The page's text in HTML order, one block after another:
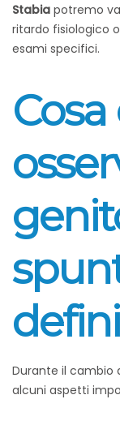
Stabia potremo
ritardo fisiologico
esami specifici.
Durante il cambio
alcuni aspetti